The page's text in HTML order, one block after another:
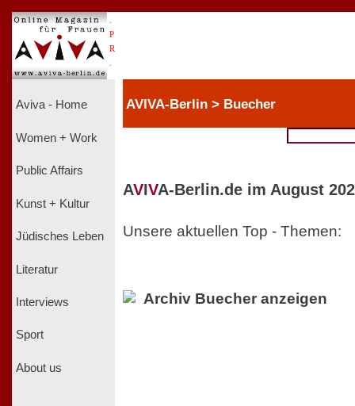
P
R
Aviva - Home
Women + Work
Public Affairs
Kunst + Kultur
Jüdisches Leben
Literatur
Interviews
Sport
About us
AVIVA-Berlin > Buecher
AVIVA-Berlin.de im August
Unsere aktuellen Top - Themen:
Archiv Buecher anzeigen